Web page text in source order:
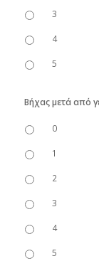
3
4
5
Βήχας μετά από
0
1
2
3
4
5